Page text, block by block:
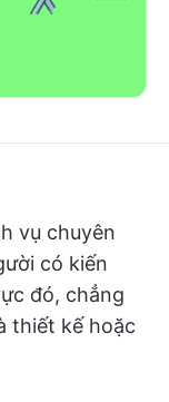
vụ chuyên
có kiến
đó, chẳng
thiết kế hoặc